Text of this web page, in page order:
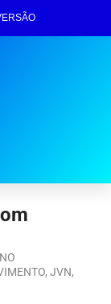
, JVN,